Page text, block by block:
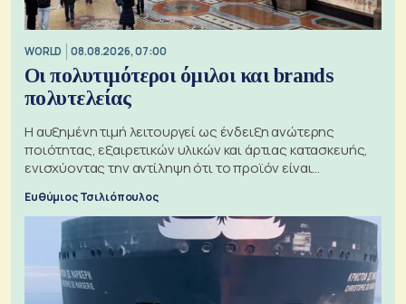
WORLD 08.08.2026, 07:00
Οι πολυτιμότεροι όμιλοι και brands
πολυτελείας
Η αυξημένη τιμή λειτουργεί ως ένδειξη ανώτερης
ποιότητας, εξαιρετικών υλικών και άρτιας κατασκευής,
ενισχύοντας την αντίληψη ότι το προϊόν είναι
Ευθύμιος Τσιλιόπουλος